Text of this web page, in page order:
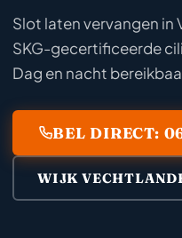
Slot laten vervangen in
SKG-gecertificeerde
Dag en nacht
BEL DIRECT:
WIJK